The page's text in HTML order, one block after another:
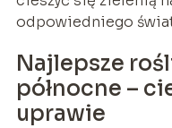
odpowiedniego
Najlepsze
północne –
uprawie